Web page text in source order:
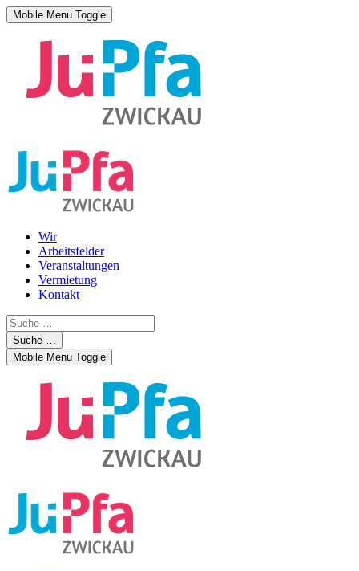
Mobile Menu Toggle
Wir
Arbeitsfelder
Veranstaltungen
Vermietung
Kontakt
Suche …
Mobile Menu Toggle